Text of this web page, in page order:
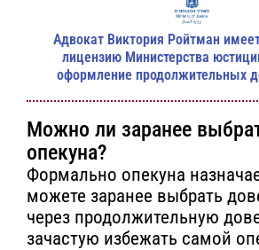
Адвокат Виктория Ройтман
лицензию Министерства
оформление продолжительных
Можно ли заранее
опекуна?
Формально опекуна
можете заранее выбрать
через продолжительную
зачастую избежать самой